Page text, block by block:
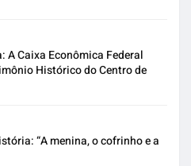
A Caixa Econômica Federal
Histórico do Centro de
“A menina, o cofrinho e a